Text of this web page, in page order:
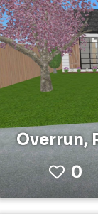
Overrun,
0